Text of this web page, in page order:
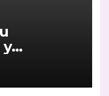
y
la
de